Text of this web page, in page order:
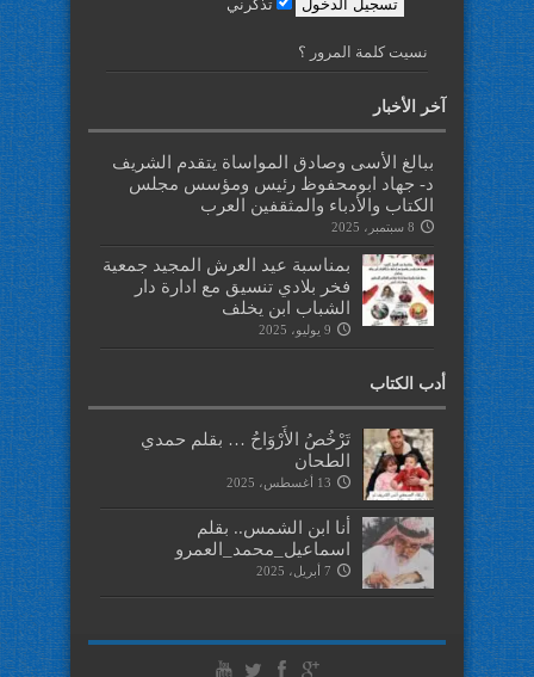
تذكرني
نسيت كلمة المرور ؟
آخر الأخبار
ببالغ الأسى وصادق المواساة يتقدم الشريف
د- جهاد ابومحفوظ رئيس ومؤسس مجلس
الكتاب والأدباء والمثقفين العرب
8 سبتمبر، 2025
بمناسبة عيد العرش المجيد جمعية
فخر بلادي تنسيق مع ادارة دار
الشباب ابن يخلف
9 يوليو، 2025
أدب الكتاب
تَرْخُصُ الأَرْوَاحُ … بقلم حمدي
الطحان
13 أغسطس، 2025
أنا ابن الشمس.. بقلم
اسماعيل_محمد_العمرو
7 أبريل، 2025